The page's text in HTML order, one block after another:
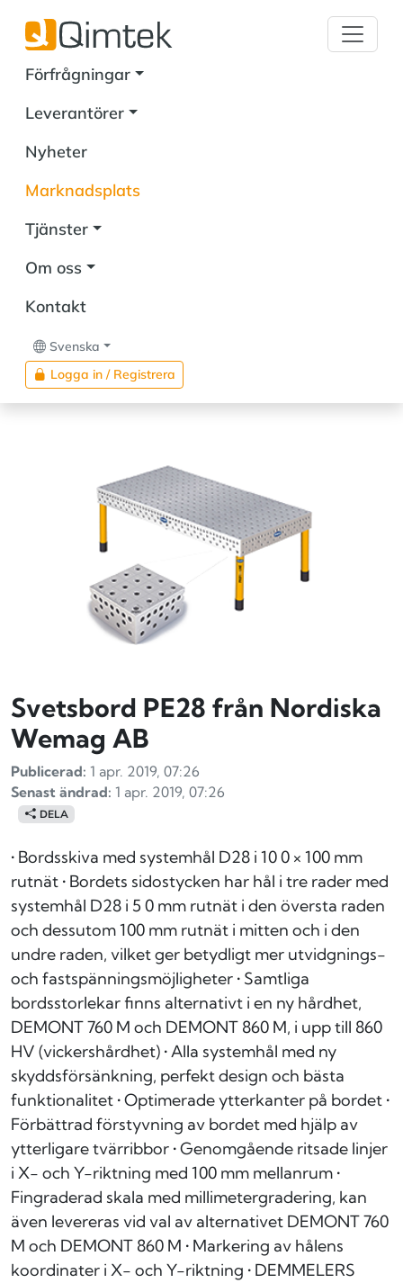
Förfrågningar
Leverantörer
Nyheter
Marknadsplats
Tjänster
Om oss
Kontakt
Svenska
Logga in / Registrera
Svetsbord PE28 från Nordiska
Wemag AB
Publicerad: 1 apr. 2019, 07:26
Senast ändrad: 1 apr. 2019, 07:26
DELA
• Bordsskiva med systemhål D28 i 10 0 × 100 mm
rutnät • Bordets sidostycken har hål i tre rader med
systemhål D28 i 5 0 mm rutnät i den översta raden
och dessutom 100 mm rutnät i mitten och i den
undre raden, vilket ger betydligt mer utvidgnings-
och fastspänningsmöjligheter • Samtliga
bordsstorlekar finns alternativt i en ny hårdhet,
DEMONT 760 M och DEMONT 860 M, i upp till 860
HV (vickershårdhet) • Alla systemhål med ny
skyddsförsänkning, perfekt design och bästa
funktionalitet • Optimerade ytterkanter på bordet •
Förbättrad förstyvning av bordet med hjälp av
ytterligare tvärribbor • Genomgående ritsade linjer
i X- och Y-riktning med 100 mm mellanrum •
Fingraderad skala med millimetergradering, kan
även levereras vid val av alternativet DEMONT 760
M och DEMONT 860 M • Markering av hålens
koordinater i X- och Y-riktning • DEMMELERS